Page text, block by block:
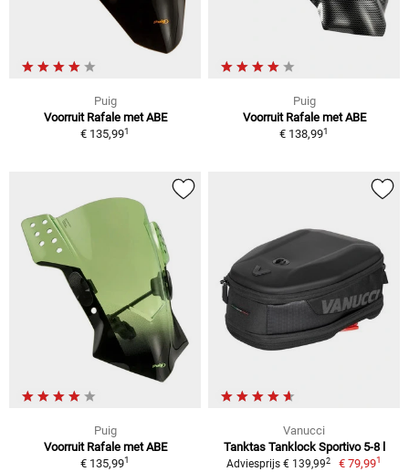
Puig
Voorruit Rafale met ABE
€ 135,991
Puig
Voorruit Rafale met ABE
€ 138,991
Puig
Voorruit Rafale met ABE
€ 135,991
Vanucci
Tanktas Tanklock Sportivo 5-8 l
Adviesprijs € 139,992 € 79,991